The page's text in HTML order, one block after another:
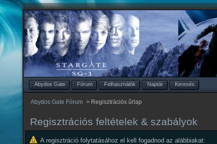
Abydos Gate Fórum Felhasználók Naptár Keresés
Abydos Gate Fórum > Regisztrációs űrlap
Regisztrációs feltételek & szabályok
A regisztráció folytatásához el kell fogadnod az alábbiakat: